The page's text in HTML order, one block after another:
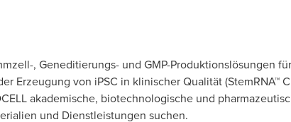
, Geneditierungs- und GMP-Produktionslösungen
Erzeugung von iPSC in klinischer Qualität (StemRNA™
akademische, biotechnologische und
und Dienstleistungen suchen.